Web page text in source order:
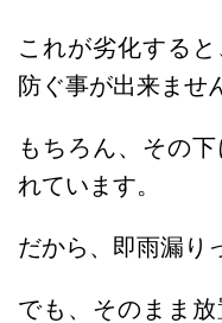
これが劣化する
防ぐ事が出来ませ
もちろん、その
れています。
だから、即雨漏り
でも、そのまま